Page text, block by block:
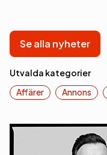
Se alla nyheter
Utvalda kategorier
Affärer
Annons